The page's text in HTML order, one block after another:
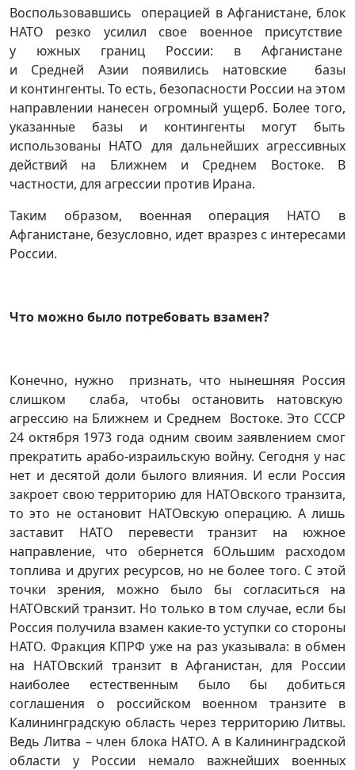
Воспользовавшись операцией в Афганистане, блок
НАТО резко усилил свое военное присутствие
у южных границ России: в Афганистане
и Средней Азии появились натовские базы
и контингенты. То есть, безопасности России на этом
направлении нанесен огромный ущерб. Более того,
указанные базы и контингенты могут быть
использованы НАТО для дальнейших агрессивных
действий на Ближнем и Среднем Востоке. В
частности, для агрессии против Ирана.
Таким образом, военная операция НАТО в
Афганистане, безусловно, идет вразрез с интересами
России.
Что можно было потребовать взамен?
Конечно, нужно признать, что нынешняя Россия
слишком слаба, чтобы остановить натовскую
агрессию на Ближнем и Среднем Востоке. Это СССР
24 октября 1973 года одним своим заявлением смог
прекратить арабо-израильскую войну. Сегодня у нас
нет и десятой доли былого влияния. И если Россия
закроет свою территорию для НАТОвского транзита,
то это не остановит НАТОвскую операцию. А лишь
заставит НАТО перевести транзит на южное
направление, что обернется бОльшим расходом
топлива и других ресурсов, но не более того. С этой
точки зрения, можно было бы согласиться на
НАТОвский транзит. Но только в том случае, если бы
Россия получила взамен какие-то уступки со стороны
НАТО. Фракция КПРФ уже на раз указывала: в обмен
на НАТОвский транзит в Афганистан, для России
наиболее естественным было бы добиться
соглашения о российском военном транзите в
Калининградскую область через территорию Литвы.
Ведь Литва – член блока НАТО. А в Калининградской
области у России немало важнейших военных